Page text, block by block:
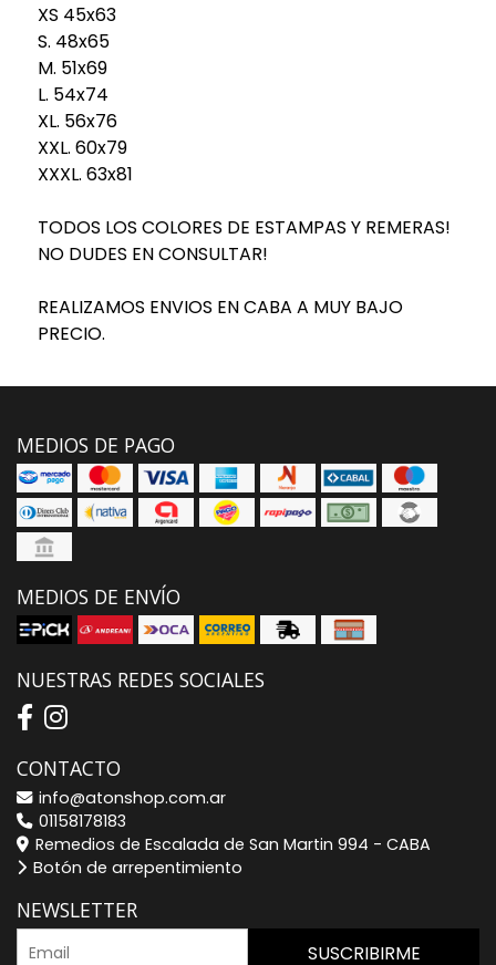
XS 45x63
S. 48x65
M. 51x69
L. 54x74
XL. 56x76
XXL. 60x79
XXXL. 63x81
TODOS LOS COLORES DE ESTAMPAS Y REMERAS!
NO DUDES EN CONSULTAR!
REALIZAMOS ENVIOS EN CABA A MUY BAJO
PRECIO.
MEDIOS DE PAGO
MEDIOS DE ENVÍO
NUESTRAS REDES SOCIALES
CONTACTO
info@atonshop.com.ar
01158178183
Remedios de Escalada de San Martin 994 - CABA
Botón de arrepentimiento
NEWSLETTER
SUSCRIBIRME